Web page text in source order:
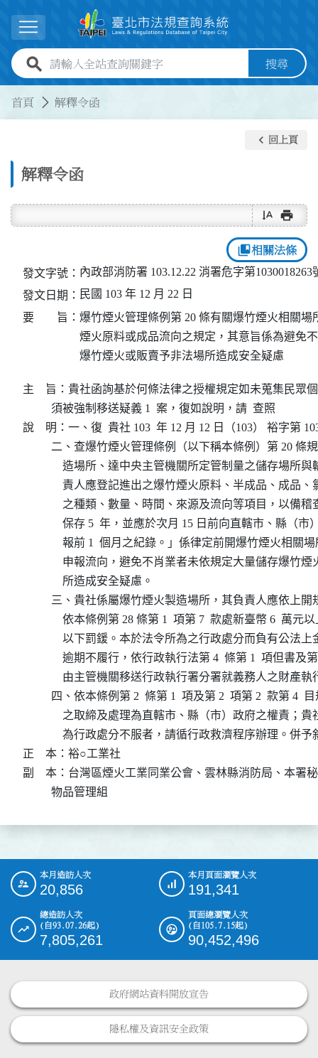
展開選單
全站查詢關鍵字欄位 搜尋
首頁 解釋令函
解釋令函
keyboard_arrow_left 回上頁
text_rotate_vertical print
collections_bookmark相關法條
發文字號： 內政部消防署 103.12.22 消署危字第1030018263
發文日期： 民國 103 年 12 月 22 日
要 旨： 爆竹煙火管理條例第 20 條有關爆竹煙火相關場
煙火原料或成品流向之規定，其意旨係為避免
爆竹煙火或販賣予非法場所造成安全疑慮
主    旨：貴社函詢基於何條法律之授權規定如未蒐集民眾
          須被強制移送疑義 1  案，復如說明，請  查照
說    明：一、復  貴社 103  年 12 月 12 日（103） 裕字第
二、查爆竹煙火管理條例（以下稱本條例）第 20
造場所、達中央主管機關所定管制量之儲存場
責人應登記進出之爆竹煙火原料、半成品、成品
之種類、數量、時間、來源及流向等項目，以備
保存 5  年，並應於次月 15 日前向直轄市、縣（
報前 1  個月之紀錄。」係律定前開爆竹煙火相關
申報流向，避免不肖業者未依規定大量儲存爆竹
              所造成安全疑慮。
三、貴社係屬爆竹煙火製造場所，其負責人應依上
依本條例第 28 條第 1  項第 7  款處新臺幣 6  萬元
以下罰鍰。本於法令所為之行政處分而負有公法
逾期不履行，依行政執行法第 4  條第 1  項但書及
由主管機關移送行政執行署分署就義務人之財產
四、依本條例第 2  條第 1  項及第 2  項第 2  款第 4
之取締及處理為直轄市、縣（市）政府之權責；
為行政處分不服者，請循行政救濟程序辦理。併
正    本：裕○工業社
副    本：台灣區煙火工業同業公會、雲林縣消防局、本署
          物品管理組
::: 本月造訪人次
20,856
本月頁面瀏覽人次
191,341
總造訪人次
(自93.07.26起)
7,805,261
頁面總瀏覽人次
(自105.7.15起)
90,452,496
政府網站資料開放宣告
隱私權及資訊安全政策